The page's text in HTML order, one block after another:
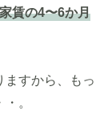
賃の4〜6か月
ますから、もっ
。